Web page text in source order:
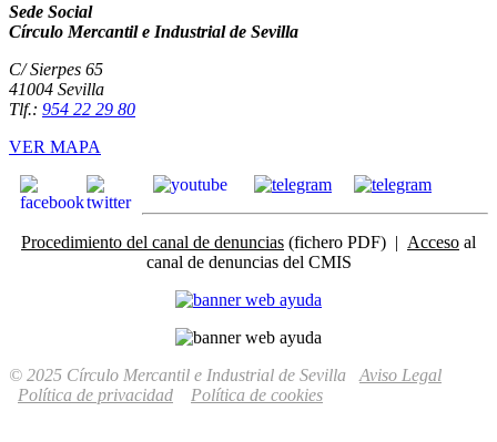
Sede Social
Círculo Mercantil e Industrial de Sevilla
C/ Sierpes 65
41004 Sevilla
Tlf.: 954 22 29 80
VER MAPA
Procedimiento del canal de denuncias (fichero PDF) | Acceso al
canal de denuncias del CMIS
© 2025 Círculo Mercantil e Industrial de Sevilla Aviso Legal
Política de privacidad
Política de cookies